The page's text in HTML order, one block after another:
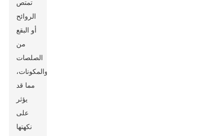
تمتص
الروائح
أو البقع
من
الصلصات
والمكونات،
مما قد
يؤثر
على
نكهتها